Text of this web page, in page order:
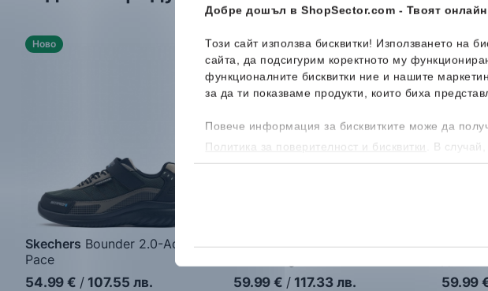
Добре дошъл в ShopSector.com - Твоят онлайн
Този сайт използва бисквитки! Използването на
сайта, да подсигурим коректното му
функционалните бисквитки ние и нашите
за да ти показваме продукти, които биха
Повече информация за бисквитките може да
Политика за поверителност и бисквитки
. В
бисквитките, можеш да го направиш от опцията
Ново
Skechers Bounder 2.0-Aqua
Pace
Детски маратонки
54.99 € / 107.55 лв.
SkechersS Lights-Skech-O-
Детски маратонки
59.99 € / 117.33 лв.
Ново
adidas
59.99